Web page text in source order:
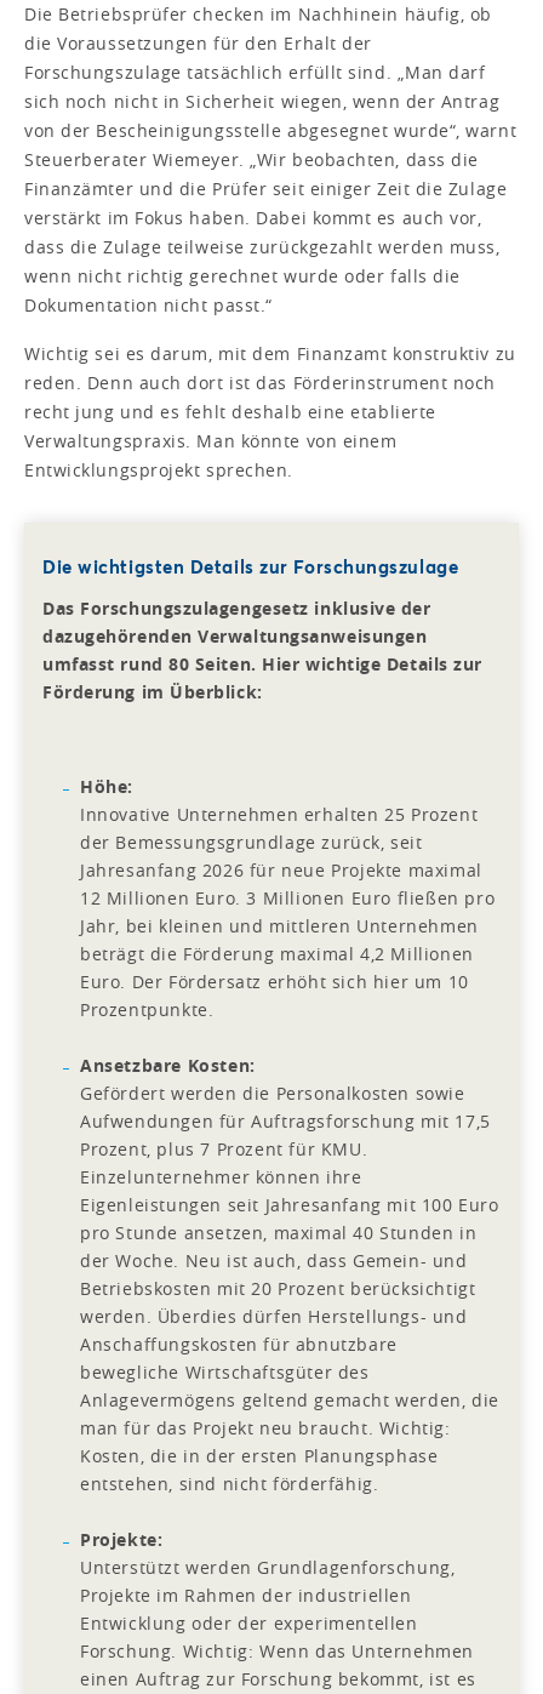
Die Betriebsprüfer checken im Nachhinein häufig, ob
die Voraussetzungen für den Erhalt der
Forschungszulage tatsächlich erfüllt sind. „Man darf
sich noch nicht in Sicherheit wiegen, wenn der Antrag
von der Bescheinigungsstelle abgesegnet wurde“, warnt
Steuerberater Wiemeyer. „Wir beobachten, dass die
Finanzämter und die Prüfer seit einiger Zeit die Zulage
verstärkt im Fokus haben. Dabei kommt es auch vor,
dass die Zulage teilweise zurückgezahlt werden muss,
wenn nicht richtig gerechnet wurde oder falls die
Dokumentation nicht passt.“
Wichtig sei es darum, mit dem Finanzamt konstruktiv zu
reden. Denn auch dort ist das Förderinstrument noch
recht jung und es fehlt deshalb eine etablierte
Verwaltungspraxis. Man könnte von einem
Entwicklungsprojekt sprechen.
Die wichtigsten Details zur Forschungszulage
Das Forschungszulagengesetz inklusive der
dazugehörenden Verwaltungsanweisungen
umfasst rund 80 Seiten. Hier wichtige Details zur
Förderung im Überblick:
Höhe:
Innovative Unternehmen erhalten 25 Prozent
der Bemessungsgrundlage zurück, seit
Jahresanfang 2026 für neue Projekte maximal
12 Millionen Euro. 3 Millionen Euro fließen pro
Jahr, bei kleinen und mittleren Unternehmen
beträgt die Förderung maximal 4,2 Millionen
Euro. Der Fördersatz erhöht sich hier um 10
Prozentpunkte.
Ansetzbare Kosten:
Gefördert werden die Personalkosten sowie
Aufwendungen für Auftragsforschung mit 17,5
Prozent, plus 7 Prozent für KMU.
Einzelunternehmer können ihre
Eigenleistungen seit Jahresanfang mit 100 Euro
pro Stunde ansetzen, maximal 40 Stunden in
der Woche. Neu ist auch, dass Gemein- und
Betriebskosten mit 20 Prozent berücksichtigt
werden. Überdies dürfen Herstellungs- und
Anschaffungskosten für abnutzbare
bewegliche Wirtschaftsgüter des
Anlagevermögens geltend gemacht werden, die
man für das Projekt neu braucht. Wichtig:
Kosten, die in der ersten Planungsphase
entstehen, sind nicht förderfähig.
Projekte:
Unterstützt werden Grundlagenforschung,
Projekte im Rahmen der industriellen
Entwicklung oder der experimentellen
Forschung. Wichtig: Wenn das Unternehmen
einen Auftrag zur Forschung bekommt, ist es